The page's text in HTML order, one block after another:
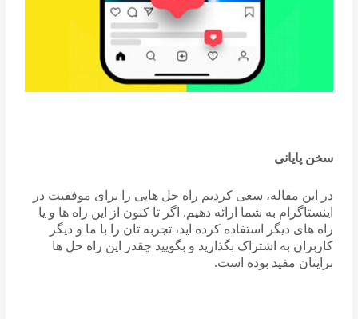
سخن پایانی
در این مقاله، سعی کردیم راه حل هایی را برای موفقیت در
اینستاگرام به شما ارائه دهیم. اگر تا کنون از این راه ها و یا
راه های دیگر استفاده کرده اید، تجربه تان را با ما و دیگر
کاربران به اشتراک بگذارید و بگویید چقدر این راه حل ها
برایتان مفید بوده است.